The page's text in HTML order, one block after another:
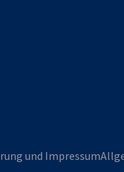
und Impressum